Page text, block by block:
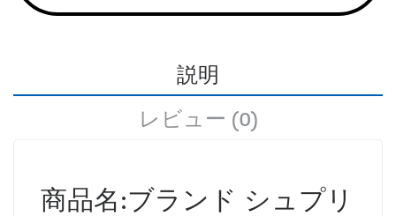
説明
レビュー (0)
商品名:ブランド シュプリ